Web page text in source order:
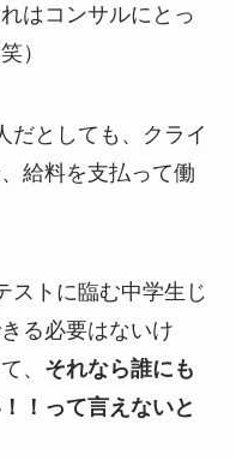
はコンサルにとっ
）
だとしても、クライ
給料を支払って働
ストに臨む中学生じ
る必要はないけ
、 それなら誰にも
！ って言えないと